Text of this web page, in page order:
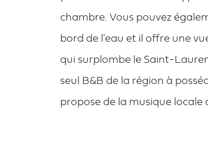
chambre. Vous pouvez
bord de l'eau et il offre une
qui surplombe le Saint-
seul B&B de la région à
propose de la musique locale